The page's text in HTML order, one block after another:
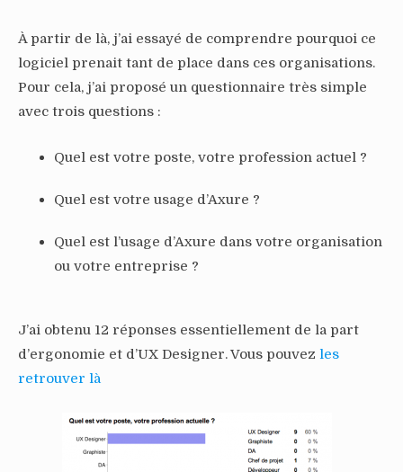
À partir de là, j’ai essayé de comprendre pourquoi ce
logiciel prenait tant de place dans ces organisations.
Pour cela, j’ai proposé un questionnaire très simple
avec trois questions :
Quel est votre poste, votre profession actuel ?
Quel est votre usage d’Axure ?
Quel est l’usage d’Axure dans votre organisation
ou votre entreprise ?
J’ai obtenu 12 réponses essentiellement de la part
d’ergonomie et d’UX Designer. Vous pouvez les
retrouver là